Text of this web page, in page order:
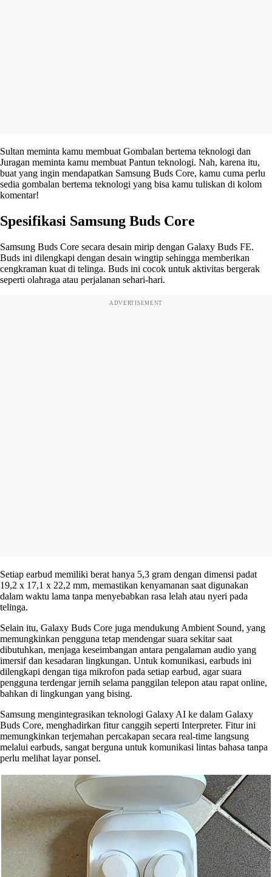
Sultan meminta kamu membuat Gombalan bertema teknologi dan
Juragan meminta kamu membuat Pantun teknologi. Nah, karena itu,
buat yang ingin mendapatkan Samsung Buds Core, kamu cuma perlu
sedia gombalan bertema teknologi yang bisa kamu tuliskan di kolom
komentar!
Spesifikasi Samsung Buds Core
Samsung Buds Core secara desain mirip dengan Galaxy Buds FE.
Buds ini dilengkapi dengan desain wingtip sehingga memberikan
cengkraman kuat di telinga. Buds ini cocok untuk aktivitas bergerak
seperti olahraga atau perjalanan sehari-hari.
ADVERTISEMENT
Setiap earbud memiliki berat hanya 5,3 gram dengan dimensi padat
19,2 x 17,1 x 22,2 mm, memastikan kenyamanan saat digunakan
dalam waktu lama tanpa menyebabkan rasa lelah atau nyeri pada
telinga.
Selain itu, Galaxy Buds Core juga mendukung Ambient Sound, yang
memungkinkan pengguna tetap mendengar suara sekitar saat
dibutuhkan, menjaga keseimbangan antara pengalaman audio yang
imersif dan kesadaran lingkungan. Untuk komunikasi, earbuds ini
dilengkapi dengan tiga mikrofon pada setiap earbud, agar suara
pengguna terdengar jernih selama panggilan telepon atau rapat online,
bahkan di lingkungan yang bising.
Samsung mengintegrasikan teknologi Galaxy AI ke dalam Galaxy
Buds Core, menghadirkan fitur canggih seperti Interpreter. Fitur ini
memungkinkan terjemahan percakapan secara real-time langsung
melalui earbuds, sangat berguna untuk komunikasi lintas bahasa tanpa
perlu melihat layar ponsel.